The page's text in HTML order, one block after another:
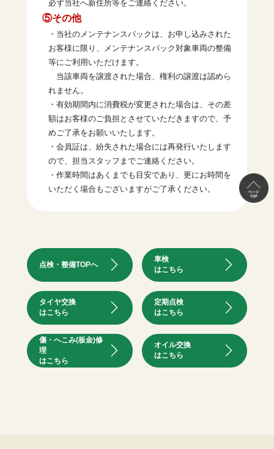
必ず当社へ新住所等をご連絡ください。
⑤その他
・当社のメンテナンスパックは、お申し込みされた
お客様に限り、メンテナンスパック対象車両の整備
等にご利用いただけます。
当該車両を譲渡された場合、権利の譲渡は認めら
れません。
・有効期間内に消費税が変更された場合は、その差
額はお客様のご負担とさせていただきますので、予
めご了承をお願いいたします。
・会員証は、紛失された場合には再発行いたします
ので、担当スタッフまでご連絡ください。
・作業時間はあくまでも目安であり、更にお時間を
いただく場合もございますがご了承ください。
点検・整備TOPへ
車検
はこちら
タイヤ交換
はこちら
定期点検
はこちら
傷・へこみ(板金)修
理
はこちら
オイル交換
はこちら